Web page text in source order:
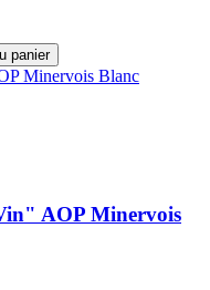
panier
AOP Minervois